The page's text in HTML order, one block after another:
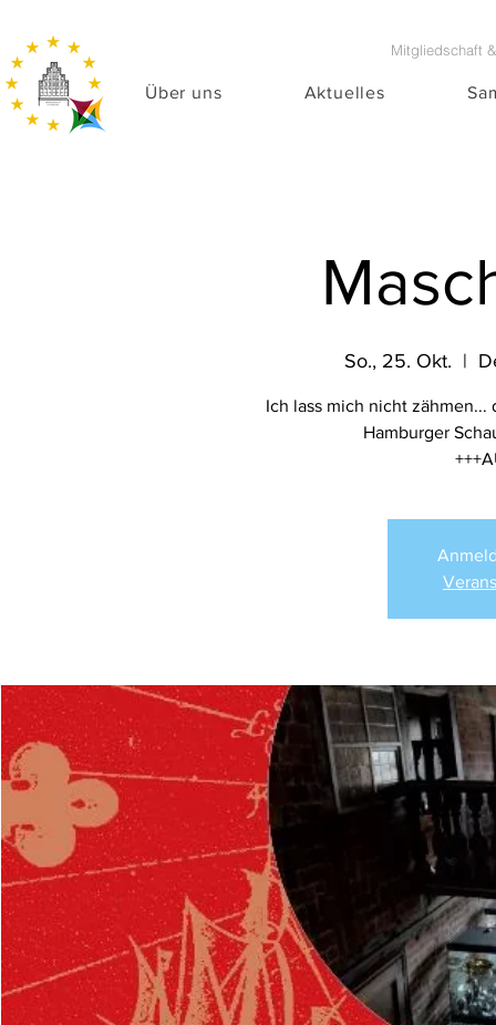
Über uns Aktuelles
Mitgliedschaft
So., 25. Okt.
  |
Ich lass mich nicht
Hamburger